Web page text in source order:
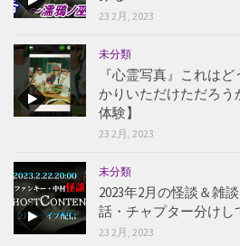
23 2月, 2023
未分類
『心霊写真』これは
かりいただけただろ
体験】
23 2月, 2023
未分類
2023年2月の怪談＆雑
話・チャプター分けし
23 2月, 2023